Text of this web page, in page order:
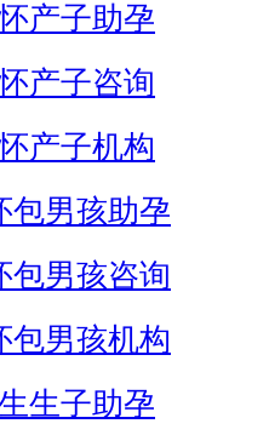
产子助孕
产子咨询
产子机构
包男孩助孕
包男孩咨询
包男孩机构
生子助孕